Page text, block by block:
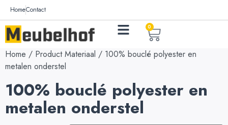
HomeContact
0
Home / Product Materiaal / 100% bouclé polyester en
metalen onderstel
100% bouclé polyester en
metalen onderstel